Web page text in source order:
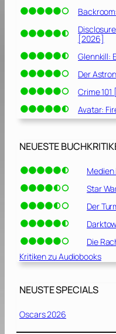
[2026]
Glennkill:
Der
Crime
Avatar:
NEUESTE
Star
Der
Die
Kritiken zu Audiobooks
NEUSTE SPECIALS
Oscars 2026